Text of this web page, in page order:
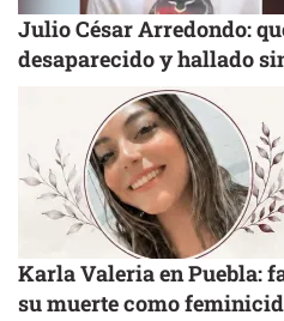
Julio César Arredondo:
desaparecido y hallado
Karla Valeria en Puebla:
su muerte como